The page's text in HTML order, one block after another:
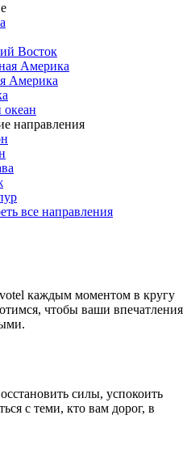
Восток
Америка
Америка
направления
все направления
каждым моментом в кругу
чтобы ваши впечатления
силы, успокоить
с теми, кто вам дорог, в